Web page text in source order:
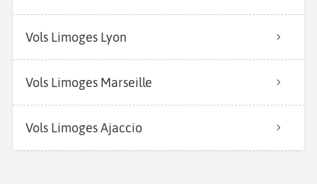
Vols Limoges Lyon
Vols Limoges Marseille
Vols Limoges Ajaccio